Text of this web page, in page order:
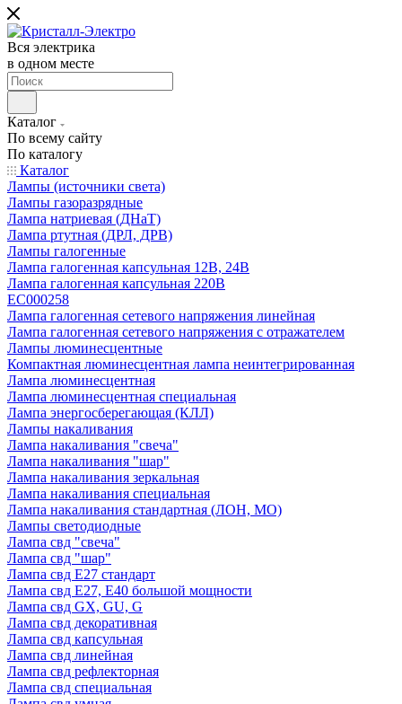
Вся электрика
в одном месте
Каталог
По всему сайту
По каталогу
Каталог
Лампы (источники света)
Лампы газоразрядные
Лампа натриевая (ДНаТ)
Лампа ртутная (ДРЛ, ДРВ)
Лампы галогенные
Лампа галогенная капсульная 12В, 24В
Лампа галогенная капсульная 220В
EC000258
Лампа галогенная сетевого напряжения линейная
Лампа галогенная сетевого напряжения с отражателем
Лампы люминесцентные
Компактная люминесцентная лампа неинтегрированная
Лампа люминесцентная
Лампа люминесцентная специальная
Лампа энергосберегающая (КЛЛ)
Лампы накаливания
Лампа накаливания "свеча"
Лампа накаливания "шар"
Лампа накаливания зеркальная
Лампа накаливания специальная
Лампа накаливания стандартная (ЛОН, МО)
Лампы светодиодные
Лампа свд "свеча"
Лампа свд "шар"
Лампа свд E27 стандарт
Лампа свд E27, Е40 большой мощности
Лампа свд GX, GU, G
Лампа свд декоративная
Лампа свд капсульная
Лампа свд линейная
Лампа свд рефлекторная
Лампа свд специальная